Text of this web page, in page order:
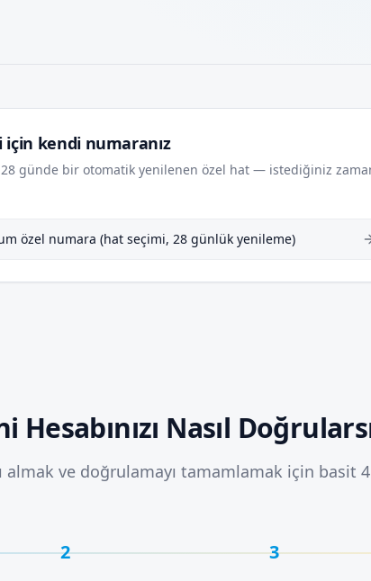
için kendi numaranız
28 günde bir otomatik yenilenen özel hat — istediğiniz
özel numara (hat seçimi, 28 günlük yenileme)
Hesabınızı Nasıl
almak ve doğrulamayı tamamlamak için basit 4
2 3